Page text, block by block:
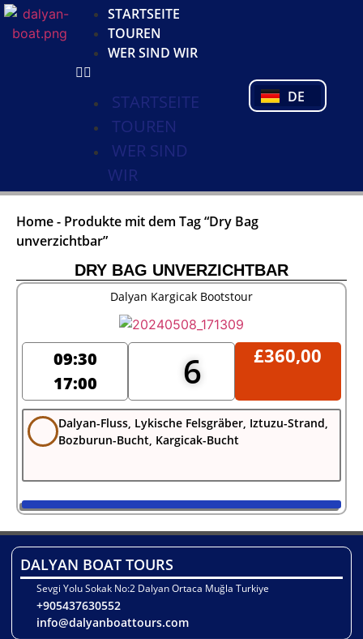
STARTSEITE
TOUREN
WER SIND WIR
STARTSEITE
TOUREN
WER SIND
WIR
DE
PT
TR
Home- Produkte mit dem Tag “Dry Bag
unverzichtbar”
DRY BAG UNVERZICHTBAR
Dalyan Kargicak Bootstour
09:30
17:00
6 £360,00
Dalyan-Fluss, Lykische Felsgräber, Iztuzu-Strand,
Bozburun-Bucht, Kargicak-Bucht
DALYAN BOAT TOURS
Sevgi Yolu Sokak No:2 Dalyan Ortaca Muğla Turkiye
+905437630552
info@dalyanboattours.com